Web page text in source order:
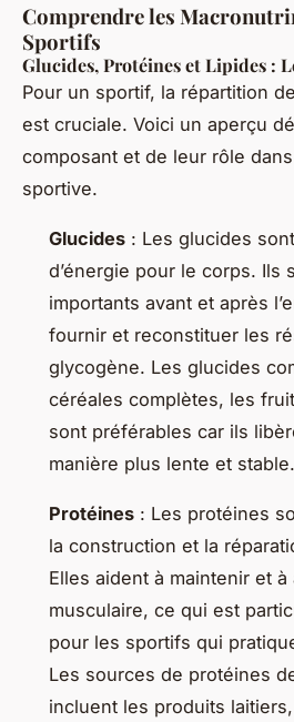
Comprendre les
Sportifs
Glucides, Protéines et Lipides :
Pour un sportif, la répartition
est cruciale. Voici un aperçu
composant et de leur rôle dans
sportive.
Glucides : Les glucides
d’énergie pour le corps. Ils
importants avant et après
fournir et reconstituer les
glycogène. Les glucides
céréales complètes, les
sont préférables car ils
manière plus lente et stable.
Protéines : Les protéines
la construction et la
Elles aident à maintenir et
musculaire, ce qui est
pour les sportifs qui
Les sources de protéines
incluent les produits